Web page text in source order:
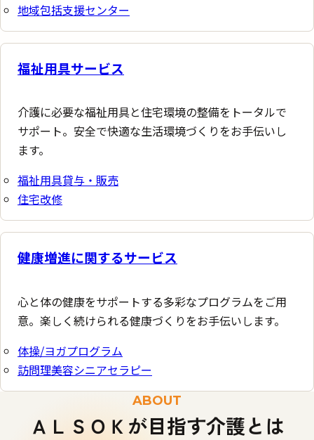
地域包括支援センター
福祉用具サービス
介護に必要な福祉用具と住宅環境の整備をトータルで
サポート。安全で快適な生活環境づくりをお手伝いし
ます。
福祉用具貸与・販売
住宅改修
健康増進に関するサービス
心と体の健康をサポートする多彩なプログラムをご用
意。楽しく続けられる健康づくりをお手伝いします。
体操/ヨガプログラム
訪問理美容シニアセラピー
ABOUT
ＡＬＳＯＫが目指す介護とは